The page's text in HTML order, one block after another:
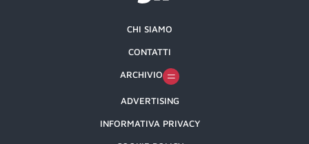
CHI SIAMO
CONTATTI
ARCHIVIO
ADVERTISING
INFORMATIVA PRIVACY